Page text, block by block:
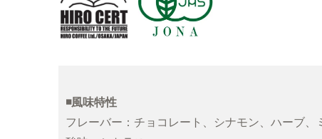
◾️風味特性
フレーバー：チョコレート、シナモン、ハーブ、